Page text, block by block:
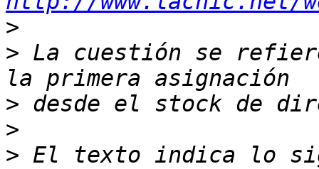
>
> La cuestión se
>
>
>